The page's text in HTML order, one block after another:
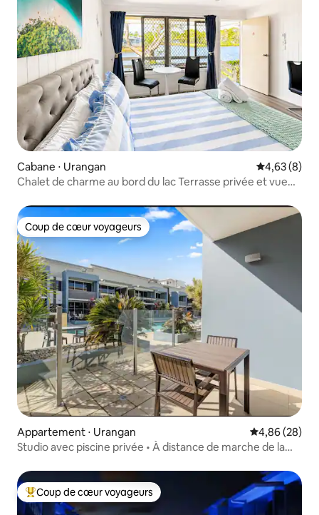
Cabane ⋅ Urangan Évaluation
4,63 (8)
Chalet de charme au bord du lac Terrasse privée et vue
Coup de cœur voyageurs
Coup de cœur voyageurs
Appartement ⋅ Urangan Évaluation
4,86 (28)
Studio avec piscine privée • À distance de marche de la
Coups de cœur voyageurs les plus appréciés
Coup de cœur voyageurs